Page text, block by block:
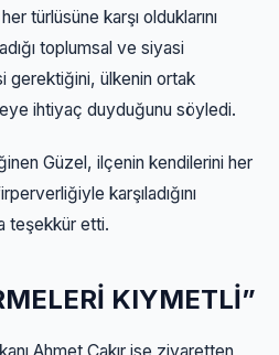
türlüsüne karşı olduklarını
toplumsal ve siyasi
gerektiğini, ülkenin ortak
ihtiyaç duyduğunu söyledi.
Güzel, ilçenin kendilerini her
karşıladığını
teşekkür etti.
KIYMETLİ”